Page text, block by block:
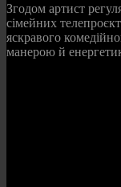
Згодом артист
сімейних
яскравого
манерою й